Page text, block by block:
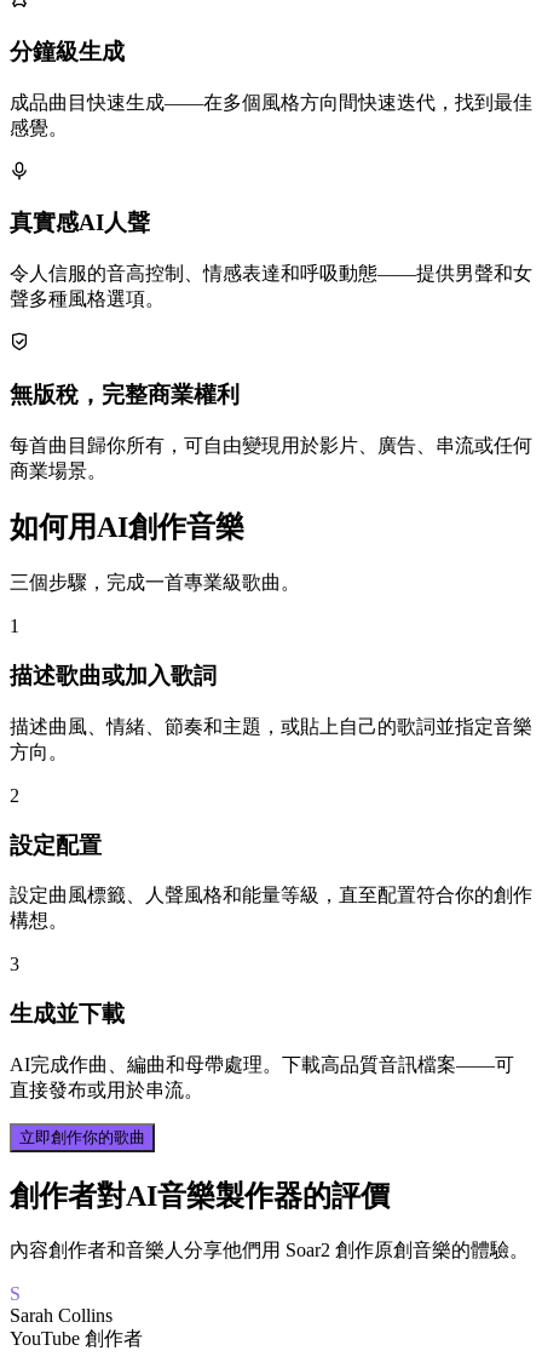
分鐘級生成
成品曲目快速生成——在多個風格方向間快速迭代，找到最佳
感覺。
真實感AI人聲
令人信服的音高控制、情感表達和呼吸動態——提供男聲和女
聲多種風格選項。
無版稅，完整商業權利
每首曲目歸你所有，可自由變現用於影片、廣告、串流或任何
商業場景。
如何用AI創作音樂
三個步驟，完成一首專業級歌曲。
1
描述歌曲或加入歌詞
描述曲風、情緒、節奏和主題，或貼上自己的歌詞並指定音樂
方向。
2
設定配置
設定曲風標籤、人聲風格和能量等級，直至配置符合你的創作
構想。
3
生成並下載
AI完成作曲、編曲和母帶處理。下載高品質音訊檔案——可
直接發布或用於串流。
立即創作你的歌曲
創作者對AI音樂製作器的評價
內容創作者和音樂人分享他們用 Soar2 創作原創音樂的體驗。
S
Sarah Collins
YouTube 創作者